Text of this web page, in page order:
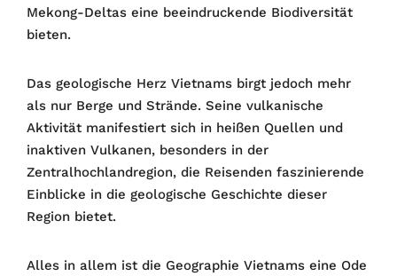
Mekong-Deltas eine beeindruckende Biodiversität
bieten.
Das geologische Herz Vietnams birgt jedoch mehr
als nur Berge und Strände. Seine vulkanische
Aktivität manifestiert sich in heißen Quellen und
inaktiven Vulkanen, besonders in der
Zentralhochlandregion, die Reisenden faszinierende
Einblicke in die geologische Geschichte dieser
Region bietet.
Alles in allem ist die Geographie Vietnams eine Ode